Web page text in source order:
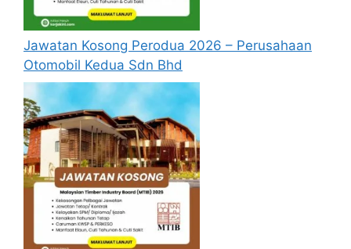
sah.
Sebelum membuat permohonan sila
pastikan anda login/register dan mengisi
segala maklumat yang diminta dengan
lengkap dan tepat.
Perlu diingatkan, hanya pemohon yang
layak sahaja akan dipanggil ke
temuduga. Sila lengkapkan dan
kemaskini maklumat anda yang telah
didaftarkan. Permohonan yang tidak
menerima sebarang jawapan selepas 6
bulan dari tarikh iklan ditutup hendaklah
menganggap permohonan mereka tidak
Jawatan Kosong Perodua 2026 – Perusahaan
Otomobil Kedua Sdn Bhd